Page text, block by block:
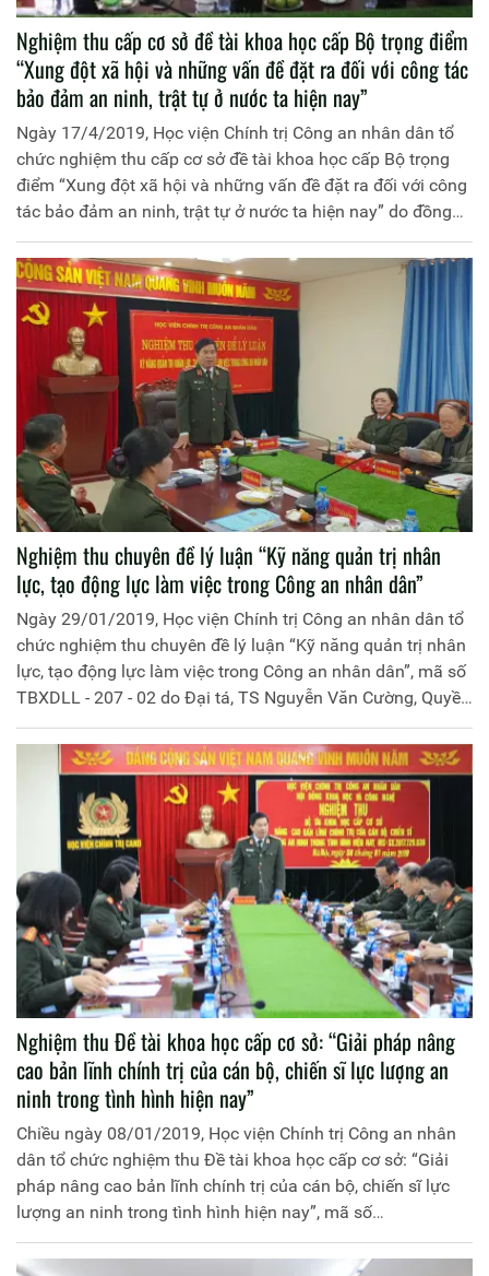
Nghiệm thu cấp cơ sở đề tài khoa học cấp Bộ trọng điểm
“Xung đột xã hội và những vấn đề đặt ra đối với công tác
bảo đảm an ninh, trật tự ở nước ta hiện nay”
Ngày 17/4/2019, Học viện Chính trị Công an nhân dân tổ
chức nghiệm thu cấp cơ sở đề tài khoa học cấp Bộ trọng
điểm “Xung đột xã hội và những vấn đề đặt ra đối với công
tác bảo đảm an ninh, trật tự ở nước ta hiện nay” do đồng
chí Thiếu tướng, PGS.TS Trần Vi Dân, Giám đốc Học viện
Chính trị Công an nhân dân làm Chủ nhiệm. Đồng chí
Thiếu tướng, PGS.TS Phan Xuân Tuy, Phó Giám đốc Học
viện làm Chủ tịch Hội đồng.
Nghiệm thu chuyên đề lý luận “Kỹ năng quản trị nhân
lực, tạo động lực làm việc trong Công an nhân dân”
Ngày 29/01/2019, Học viện Chính trị Công an nhân dân tổ
chức nghiệm thu chuyên đề lý luận “Kỹ năng quản trị nhân
lực, tạo động lực làm việc trong Công an nhân dân”, mã số
TBXDLL - 207 - 02 do Đại tá, TS Nguyễn Văn Cường, Quyền
Trưởng khoa, Khoa Quản trị nhân lực làm Chủ nhiệm. Đồng
chí Thiếu tướng, PGS. TS Trần Vi Dân, Giám đốc Học viện
Chính trị Công an nhân dân dự và phát biểu chỉ đạo. Thừa
ủy quyền của đồng chí Giám đốc Học viện, đồng chí Đại tá,
PGS.TS Đinh Ngọc Hoa, Phó Giám đốc Học viện Chính trị
Công an nhân dân là Chủ tịch Hội đồng nghiệm thu. Tham
dự còn có các thành viên Hội đồng nghiệm thu, đại diện
lãnh đạo các đơn vị thuộc Học viện và toàn thể thành viên
tham gia nghiên cứu chuyên đề.
Nghiệm thu Đề tài khoa học cấp cơ sở: “Giải pháp nâng
cao bản lĩnh chính trị của cán bộ, chiến sĩ lực lượng an
ninh trong tình hình hiện nay”
Chiều ngày 08/01/2019, Học viện Chính trị Công an nhân
dân tổ chức nghiệm thu Đề tài khoa học cấp cơ sở: “Giải
pháp nâng cao bản lĩnh chính trị của cán bộ, chiến sĩ lực
lượng an ninh trong tình hình hiện nay”, mã số
SX.2017.T29.030 do Thượng úy, Ths Nguyễn Thị Thanh
Nga, giảng viên Bộ môn Pháp luật và Nghiệp vụ Công an